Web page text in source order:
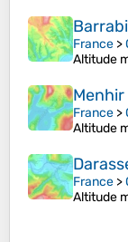
France >
Altitude
France >
Altitude
France >
Altitude